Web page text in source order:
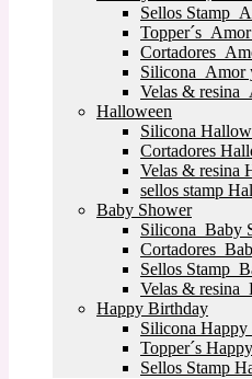
Sellos Stamp
Topper´s
Cortadores
Silicona Amor
Velas & resina
Halloween
Silicona
Cortadores
Velas & resina
sellos stamp
Baby Shower
Silicona Baby
Cortadores
Sellos Stamp
Velas & resina
Happy Birthday
Silicona
Topper´s
Sellos Stamp